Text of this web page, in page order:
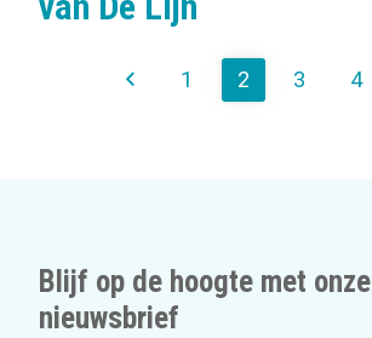
1 2 3 4
Blijf op de hoogte met onze
nieuwsbrief